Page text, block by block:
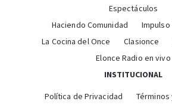
Espectáculos
Haciendo Comunidad
La Cocina del Once
Clasionce
Elonce Radio en vivo
INSTITUCIONAL
Política de Privacidad
Términos